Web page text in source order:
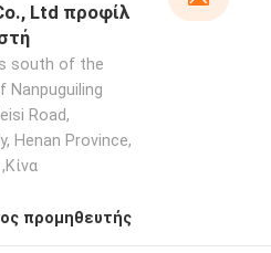
Ltd προφίλ
south of the
Nanpuguiling
Road,
Henan Province,
προμηθευτής